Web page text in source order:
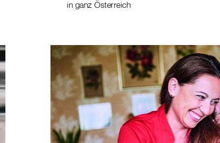
in ganz Österreich